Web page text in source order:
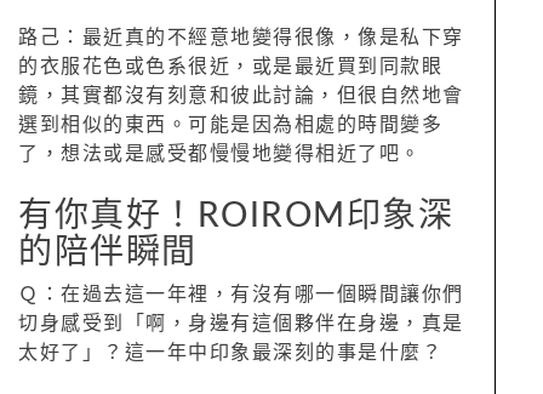
路己：最近真的不經意地變得很像，像是私下穿
的衣服花色或色系很近，或是最近買到同款眼
鏡，其實都沒有刻意和彼此討論，但很自然地會
選到相似的東西。可能是因為相處的時間變多
了，想法或是感受都慢慢地變得相近了吧。
有你真好！ROIROM印象深
的陪伴瞬間
Ｑ：在過去這一年裡，有沒有哪一個瞬間讓你們
切身感受到「啊，身邊有這個夥伴在身邊，真是
太好了」？這一年中印象最深刻的事是什麼？